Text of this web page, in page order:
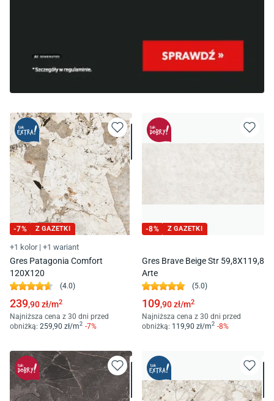
-7% Z GAZETKI
+1 kolor | +1 wariant
Gres Patagonia Comfort
120X120
(4.0)
239,90zł/m2
Najniższa cena z 30 dni przed
obniżką: 259 ,90 zł/m2 -7%
-8% Z GAZETKI
Gres Brave Beige Str 59,8X119,8
Arte
(5.0)
109,90zł/m2
Najniższa cena z 30 dni przed
obniżką: 119 ,90 zł/m2 -8%